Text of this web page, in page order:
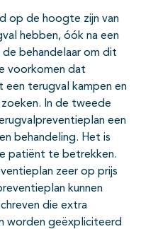
op de hoogte zijn van
hebben, óók na een
behandelaar om dit
voorkomen dat
een terugval kampen en
In de tweede
een
behandeling. Het is
patiënt te betrekken.
zeer op prijs
kunnen
die extra
worden geëxpliciteerd